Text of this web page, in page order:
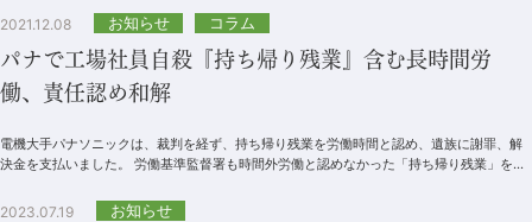
2021.12.08 お知らせ コラム
パナで工場社員自殺『持ち帰り残業』含む長時間労
働、責任認め和解
電機大手パナソニックは、裁判を経ず、持ち帰り残業を労働時間と認め、遺族に謝罪、解
決金を支払いました。 労働基準監督署も時間外労働と認めなかった「持ち帰り残業」を、
2023.07.19 お知らせ